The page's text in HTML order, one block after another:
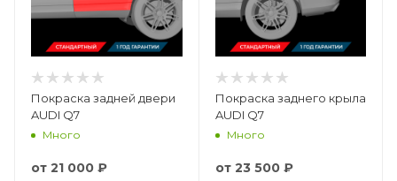
Покраска задней двери
AUDI Q7
Много
от 21 000 ₽
Покраска заднего крыла
AUDI Q7
Много
от 23 500 ₽